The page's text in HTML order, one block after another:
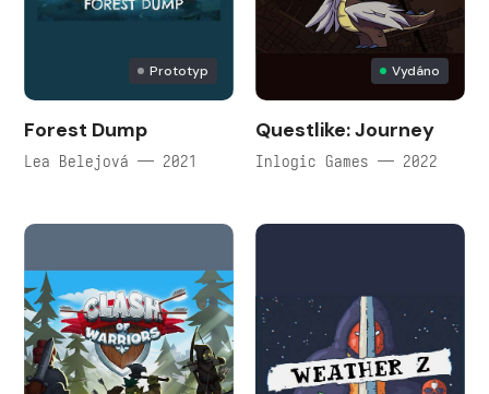
Prototyp
Forest Dump
Lea Belejová — 2021
Vydáno
Questlike: Journey
Inlogic Games — 2022